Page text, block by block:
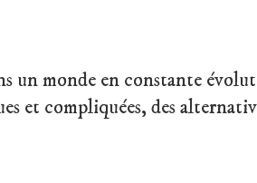
un monde en constante
et compliquées, des